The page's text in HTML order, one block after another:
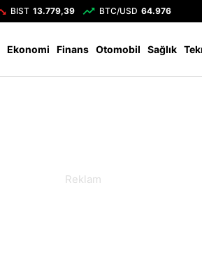
BIST 13.779,39 BTC/USD 64.976
Ekonomi Finans Otomobil Sağlık